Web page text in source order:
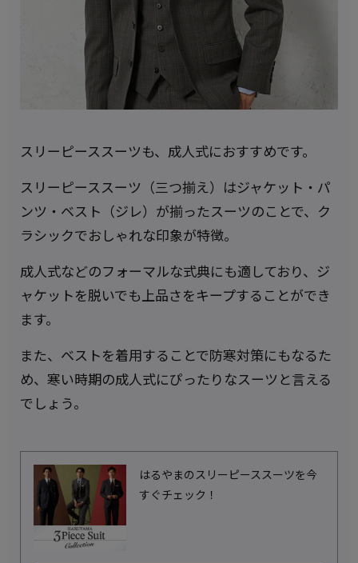
スリーピーススーツも、成人式におすすめです。
スリーピーススーツ（三つ揃え）はジャケット・パ
ンツ・ベスト（ジレ）が揃ったスーツのことで、ク
ラシックでおしゃれな印象が特徴。
成人式などのフォーマルな式典にも適しており、ジ
ャケットを脱いでも上品さをキープすることができ
ます。
また、ベストを着用することで防寒対策にもなるた
め、寒い時期の成人式にぴったりなスーツと言える
でしょう。
はるやまのスリーピーススーツを今
すぐチェック！